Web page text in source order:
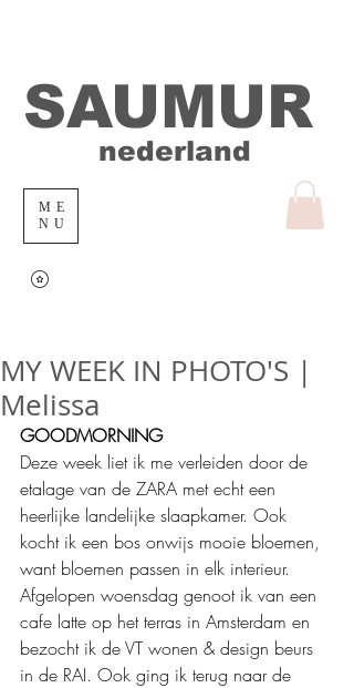
SAUMUR
nederland
ME
NU
MY WEEK IN PHOTO'S |
Melissa
GOODMORNING
Deze week liet ik me verleiden door de
etalage van de ZARA met echt een
heerlijke landelijke slaapkamer. Ook
kocht ik een bos onwijs mooie bloemen,
want bloemen passen in elk interieur.
Afgelopen woensdag genoot ik van een
cafe latte op het terras in Amsterdam en
bezocht ik de VT wonen & design beurs
in de RAI. Ook ging ik terug naar de